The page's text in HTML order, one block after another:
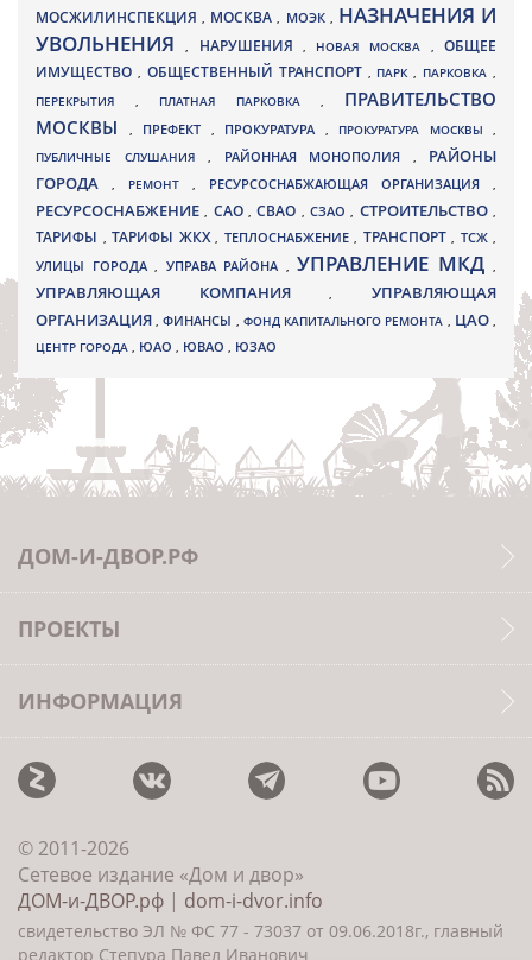
МОСЖИЛИНСПЕКЦИЯ, МОСКВА , МОЭК , НАЗНАЧЕНИЯ И
УВОЛЬНЕНИЯ, НАРУШЕНИЯ , НОВАЯ МОСКВА ,ОБЩЕЕ
ИМУЩЕСТВО , ОБЩЕСТВЕННЫЙ ТРАНСПОРТ , ПАРК, ПАРКОВКА ,
ПЕРЕКРЫТИЯ , ПЛАТНАЯ ПАРКОВКА , ПРАВИТЕЛЬСТВО
МОСКВЫ
, ПРЕФЕКТ , ПРОКУРАТУРА , ПРОКУРАТУРА МОСКВЫ ,
ПУБЛИЧНЫЕ СЛУШАНИЯ , РАЙОННАЯ МОНОПОЛИЯ , РАЙОНЫ
ГОРОДА
, РЕМОНТ , РЕСУРСОСНАБЖАЮЩАЯ ОРГАНИЗАЦИЯ ,
РЕСУРСОСНАБЖЕНИЕ, САО,СВАО ,СЗАО, СТРОИТЕЛЬСТВО,
ТАРИФЫ , ТАРИФЫ ЖКХ , ТЕПЛОСНАБЖЕНИЕ , ТРАНСПОРТ , ТСЖ ,
УЛИЦЫ ГОРОДА , УПРАВА РАЙОНА , УПРАВЛЕНИЕ МКД ,
УПРАВЛЯЮЩАЯ КОМПАНИЯ,УПРАВЛЯЮЩАЯ
ОРГАНИЗАЦИЯ,ФИНАНСЫ , ФОНД КАПИТАЛЬНОГО РЕМОНТА , ЦАО,
ЦЕНТР ГОРОДА , ЮАО , ЮВАО , ЮЗАО
ДОМ-И-ДВОР.РФ
ПРОЕКТЫ
ИНФОРМАЦИЯ
© 2011-2026
Сетевое издание «Дом и двор»
ДОМ-и-ДВОР.рф | dom-i-dvor.info
свидетельство ЭЛ № ФС 77 - 73037 от 09.06.2018г., главный
редактор Степура Павел Иванович